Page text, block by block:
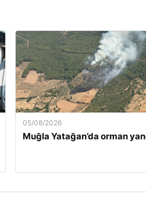
05/08/2026
Muğla Yatağan’da orman